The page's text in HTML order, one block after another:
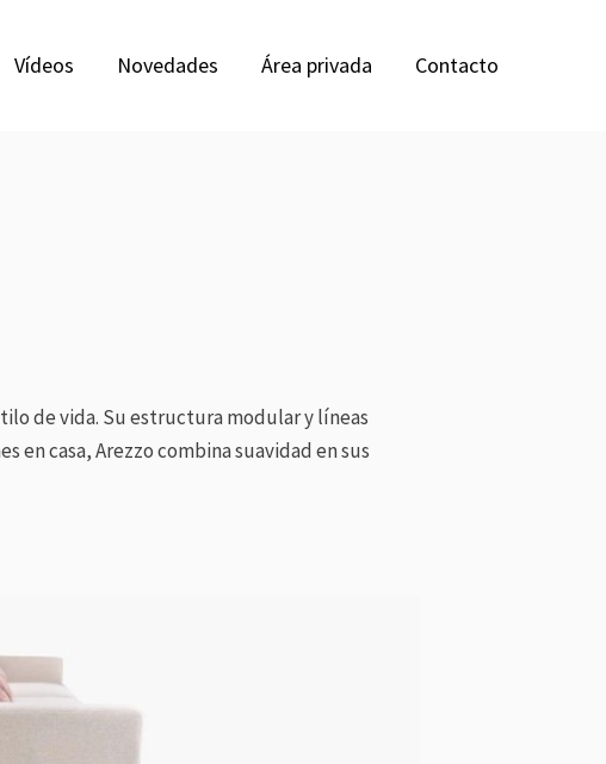
Vídeos Novedades Área privada Contacto
de vida. Su estructura modular y líneas
en casa, Arezzo combina suavidad en sus